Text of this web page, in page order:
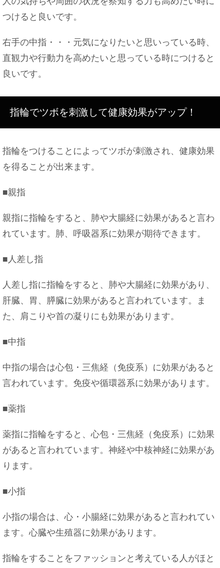
つけると良いです。
右手の中指・・・元気になりたいと思いっている時、
直観力や行動力を高めたいと思っている時につけると
良いです。
指輪でツボを刺激して健康効果がアップ！
指輪をつけることによってツボが刺激され、健康効果
を得ることが出来ます。
■親指
親指に指輪をすると、肺や大腸経に効果があると言わ
れています。肺、呼吸器系に効果が期待できます。
■人差し指
人差し指に指輪をすると、肺や大腸経に効果があり、
肝臓、胃、膵臓に効果があると言われています。ま
た、肩こりや首の凝りにも効果があります。
■中指
中指の場合は心包・三焦経（免疫系）に効果があると
言われています。免疫や循環器系に効果があります。
■薬指
薬指に指輪をすると、心包・三焦経（免疫系）に効果
があると言われています。神経や中核神経に効果があ
ります。
■小指
小指の場合は、心・小腸経に効果があると言われてい
ます。心臓や生殖器に効果があります。
指輪をすることをファッションと考えている人がほと